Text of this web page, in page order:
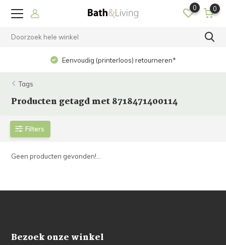
0 0
Eenvoudig (printerloos) retourneren*
Tags
Producten getagd met 8718471400114
Filters
Geen producten gevonden!...
Bezoek onze winkel